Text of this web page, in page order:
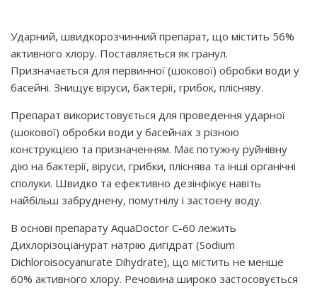
Ударний, швидкорозчинний препарат, що містить 56%
активного хлору. Поставляється як гранул.
Призначається для первинної (шокової) обробки води у
басейні. Знищує віруси, бактерії, грибок, плісняву.
Препарат використовується для проведення ударної
(шокової) обробки води у басейнах з різною
конструкцією та призначенням. Має потужну руйнівну
дію на бактерії, віруси, грибки, пліснява та інші органічні
сполуки. Швидко та ефективно дезінфікує навіть
найбільш забруднену, помутнілу і застоєну воду.
В основі препарату AquaDoctor C-60 лежить
Дихлорізоціанурат натрію дигідрат (Sodium
Dichloroisocyanurate Dihydrate), що містить не менше
60% активного хлору. Речовина широко застосовується